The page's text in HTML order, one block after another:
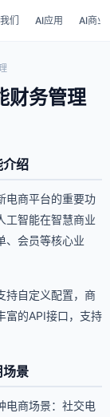
们 AI应用 AI商业
财务管理
介绍
电商平台的重要功
工智能在智慧商业
、会员等核心业
持自定义配置，商
富的API接口，支持
场景
电商场景：社交电